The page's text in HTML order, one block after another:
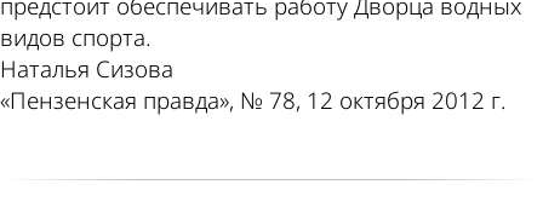
видов спорта.
Наталья Сизова
«Пензенская правда», № 78, 12 октября 2012 г.